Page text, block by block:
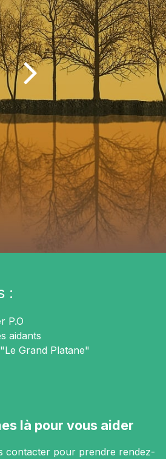
:
P.O
aidants
Grand Platane"
là pour vous aider
contacter pour prendre rendez-